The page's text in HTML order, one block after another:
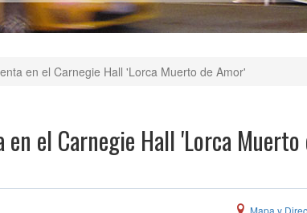
en el Carnegie Hall 'Lorca Muerto de Amor'
en el Carnegie Hall 'Lorca
Mapa y